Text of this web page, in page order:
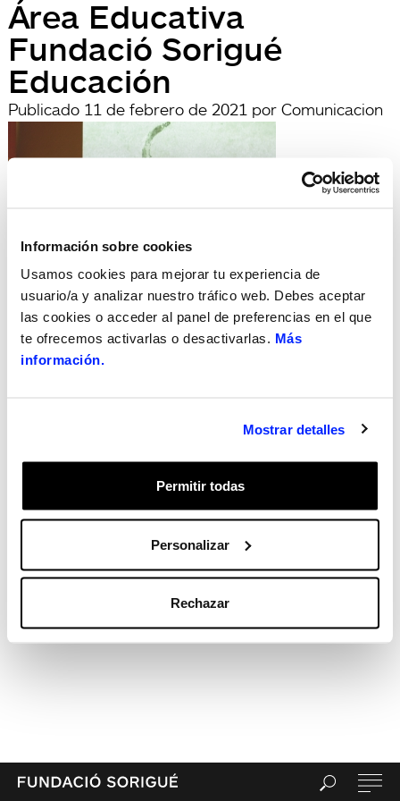
Información sobre cookies
Usamos cookies para mejorar tu experiencia de
usuario/a y analizar nuestro tráfico web. Debes aceptar
las cookies o acceder al panel de preferencias en el que
te ofrecemos activarlas o desactivarlas. Más
información.
Mostrar detalles
Permitir todas
Personalizar
Rechazar
Área Educativa
Fundació Sorigué
Educación
Publicado 11 de febrero de 2021 por Comunicacion
Búsqueda
Buscar
por:
Search
Archives
Feed de entradas
WordPress.org